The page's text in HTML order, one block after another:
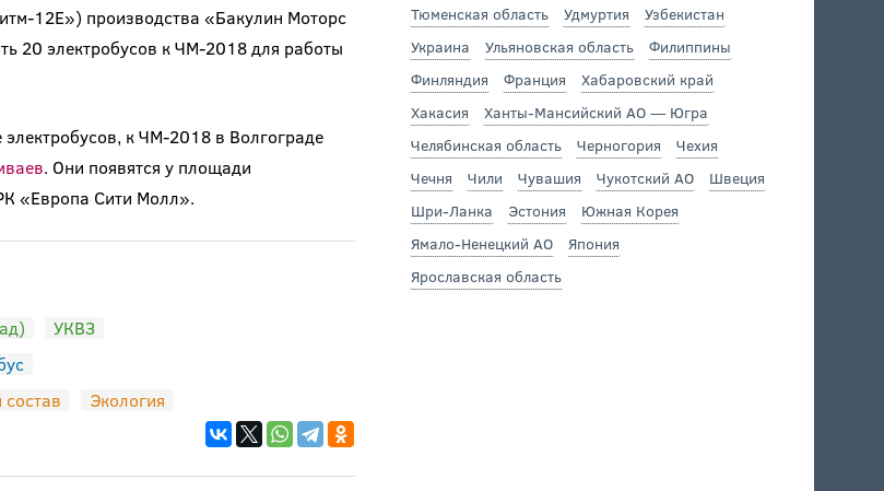
12Е») производства «Бакулин Моторс
20 электробусов к ЧМ-2018 для работы
к ЧМ-2018 в Волгограде
. Они появятся у площади
«Европа Сити Молл».
УКВЗ
Экология
Тюменская область
Удмуртия
Узбекистан
Украина
Ульяновская область
Филиппины
Финляндия
Франция
Хабаровский край
Хакасия
Ханты-Мансийский АО — Югра
Челябинская область
Черногория
Чехия
Чечня
Чили Чувашия Чукотский АО
Швеция
Шри-Ланка
Эстония
Южная Корея
Ямало-Ненецкий АО
Япония
Ярославская область